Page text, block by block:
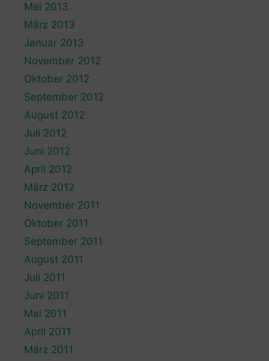
Mai 2013
März 2013
Januar 2013
November 2012
Oktober 2012
September 2012
August 2012
Juli 2012
Juni 2012
April 2012
März 2012
November 2011
Oktober 2011
September 2011
August 2011
Juli 2011
Juni 2011
Mai 2011
April 2011
März 2011